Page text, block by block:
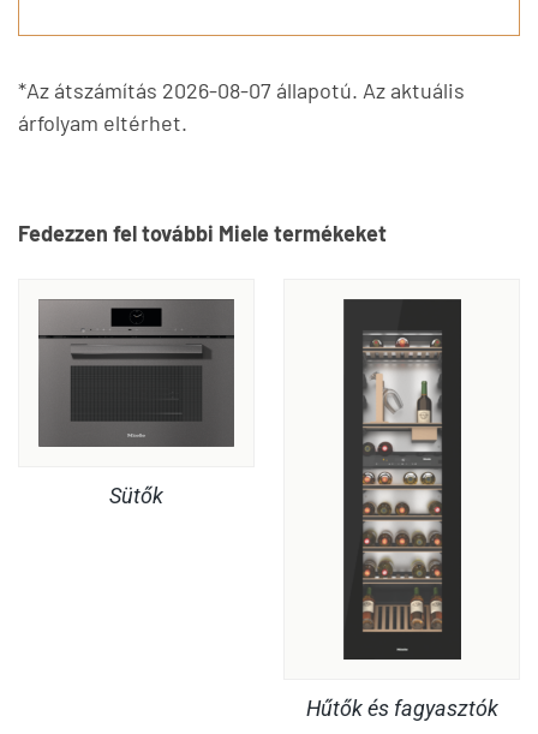
*Az átszámítás 2026-08-07 állapotú. Az aktuális
árfolyam eltérhet.
Fedezzen fel további Miele termékeket
Sütők
Hűtők és fagyasztók